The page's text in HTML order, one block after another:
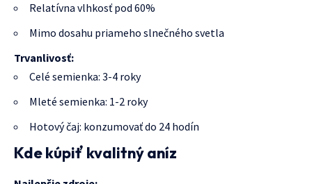
Relatívna vlhkosť pod 60%
Mimo dosahu priameho slnečného svetla
Trvanlivosť:
Celé semienka: 3-4 roky
Mleté semienka: 1-2 roky
Hotový čaj: konzumovať do 24 hodín
Kde kúpiť kvalitný aníz